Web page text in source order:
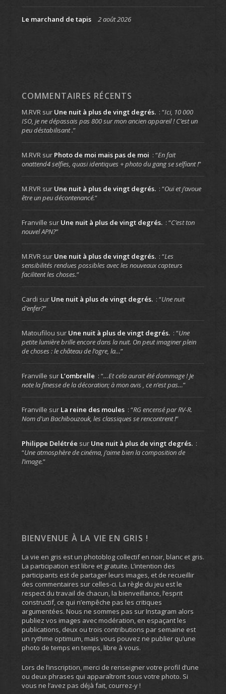
Le marchand de tapis 2 août 2026
COMMENTAIRES RÉCENTS
M.RVRsur Une nuit à plus de vingt degrés. : “Ici, 10 000
ISO, je ne dépassais pas 800 sur mon ancien appareil ! C’est un
peu déstabilisant .”
M.RVRsur Photo de moi mais pas de moi : “En fait
onattend4 selfies, quasi identiques + photo du gang se selfiant !”
M.RVRsur Une nuit à plus de vingt degrés. : “Oui et j’avoue
être un peu décontenancé.”
Franville sur Une nuit à plus de vingt degrés. : “C’est ton
nouvel APN?”
M.RVRsur Une nuit à plus de vingt degrés. : “Les
sensibilités rendues possibles avec les nouveaux capteurs
facilitent les choses.”
Cardi sur Une nuit à plus de vingt degrés. : “Une nuit
d’enfer?”
Matoufilou sur Une nuit à plus de vingt degrés. : “Une
petite lumière brille encore dans la nuit. On peut imaginer plein
de choses : le château de l’ogre, la…”
Franville sur L’ombrelle : “…Et cela aurait été dommage ! Je
note la finesse de la décoration; à mon avis , ce n’est pas…”
Franville sur La reine des moules : “RG encensé par RV-R.
Nom d’un Bachibouzouk, les classiques se rencontrent !”
Philippe Delétrée sur Une nuit à plus de vingt degrés. :
“Une atmosphère de cinéma, j’aime bien la composition de
l’image.”
BIENVENUE À LA VIE EN GRIS !
La vie en gris est un photoblog collectif en noir, blanc et gris.
La participation est libre et gratuite. L’intention des
participants est de partager leurs images, et de recueillir
des commentaires sur celles-ci. La règle du jeu est le
respect du travail de chacun, la bienveillance, l’esprit
constructif, ce qui n’empêche pas les critiques
argumentées. Nous ne sommes pas sur Instagram alors
publiez vos images avec modération, en espaçant les
publications, deux ou trois contributions par semaine est
un rythme optimum, mais vous pouvez ne publier qu’une
photo de temps en temps, libre à vous.
Lors de l’inscription, merci de renseigner votre profil d’une
ou deux phrases qui apparaîtront sous votre photo. Si
vous ne l’avez pas déjà fait, courrez-y !